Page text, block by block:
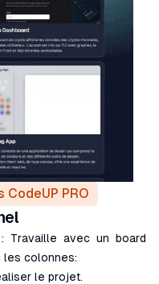
CodeUP PRO
Travaille avec un board
les colonnes:
le projet.